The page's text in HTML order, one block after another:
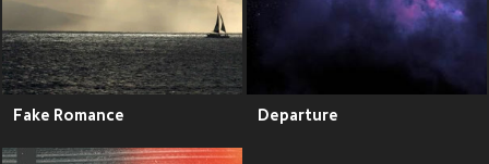
Fake Romance Departure